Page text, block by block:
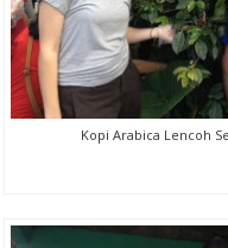
Kopi Arabica Lencoh